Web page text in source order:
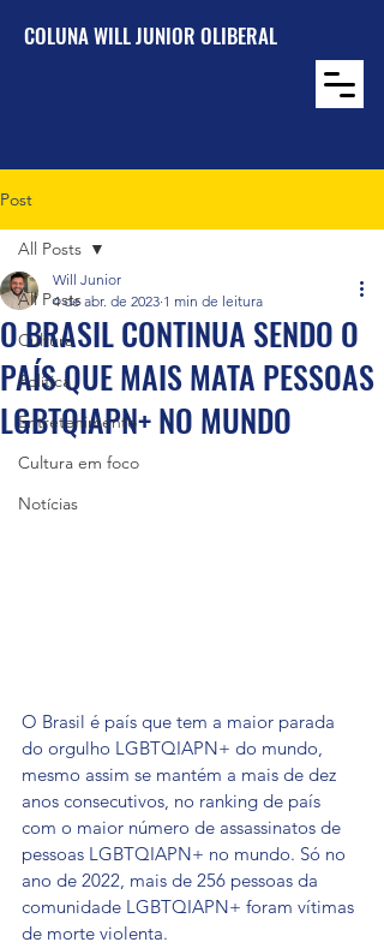
COLUNA WILL JUNIOR OLIBERAL
Post
All Posts
Cultura
Política
Entretenimento
Cultura em foco
Notícias
All Posts
O BRASIL CONTINUA SENDO O
PAÍS QUE MAIS MATA PESSOAS
LGBTQIAPN+ NO MUNDO
Will Junior
4 de abr. de 2023 1 min de leitura
O Brasil é país que tem a maior parada
do orgulho LGBTQIAPN+ do mundo,
mesmo assim se mantém a mais de dez
anos consecutivos, no ranking de país
com o maior número de assassinatos de
pessoas LGBTQIAPN+ no mundo. Só no
ano de 2022, mais de 256 pessoas da
comunidade LGBTQIAPN+ foram vítimas
de morte violenta.